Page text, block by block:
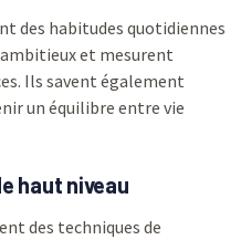
des habitudes quotidiennes
et mesurent
Ils savent également
un équilibre entre vie
haut niveau
des techniques de